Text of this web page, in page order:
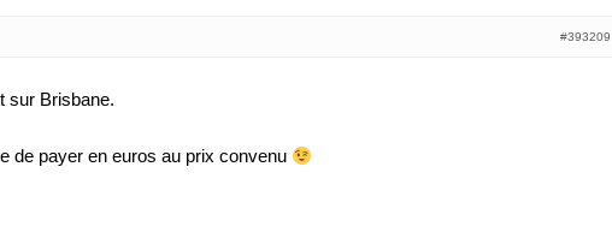
#393209
sur Brisbane.
de payer en euros au prix convenu